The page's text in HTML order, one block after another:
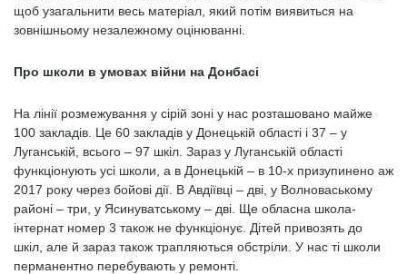
щоб узагальнити весь матеріал, який потім виявиться на
зовнішньому незалежному оцінюванні.
Про школи в умовах війни на Донбасі
На лінії розмежування у сірій зоні у нас розташовано майже
100 закладів. Це 60 закладів у Донецькій області і 37 – у
Луганській, всього – 97 шкіл. Зараз у Луганській області
функціонують усі школи, а в Донецькій – в 10-х призупинено аж
2017 року через бойові дії. В Авдіївці – дві, у Волноваському
районі – три, у Ясинуватському – дві. Ще обласна школа-
інтернат номер 3 також не функціонує. Дітей привозять до
шкіл, але й зараз також трапляються обстріли. У нас ті школи
перманентно перебувають у ремонті.